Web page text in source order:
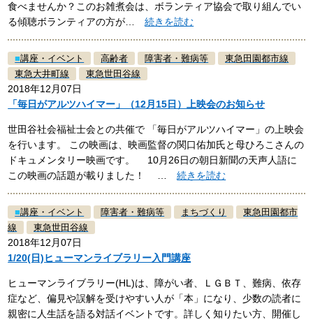
食べませんか？このお雑煮会は、ボランティア協会で取り組んでい
る傾聴ボランティアの方が…続きを読む
■講座・イベント 高齢者 障害者・難病等
東急田園都市線
東急大井町線
東急世田谷線
2018年12月07日
「毎日がアルツハイマー」（12月15日）上映会のお知らせ
世田谷社会福祉士会との共催で 「毎日がアルツハイマー」の上映会
を行います。 この映画は、映画監督の関口佑加氏と母ひろこさんの
ドキュメンタリー映画です。 10月26日の朝日新聞の天声人語に
この映画の話題が載りました！ …続きを読む
■講座・イベント 障害者・難病等 まちづくり
東急田園都市
線
東急世田谷線
2018年12月07日
1/20(日)ヒューマンライブラリー入門講座
ヒューマンライブラリー(HL)は、障がい者、ＬＧＢＴ、難病、依存
症など、偏見や誤解を受けやすい人が「本」になり、少数の読者に
親密に人生話を語る対話イベントです。詳しく知りたい方、開催し